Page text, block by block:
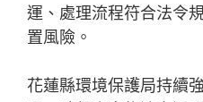
運、處理流程符合法令
置風險。
花蓮縣環境保護局持續